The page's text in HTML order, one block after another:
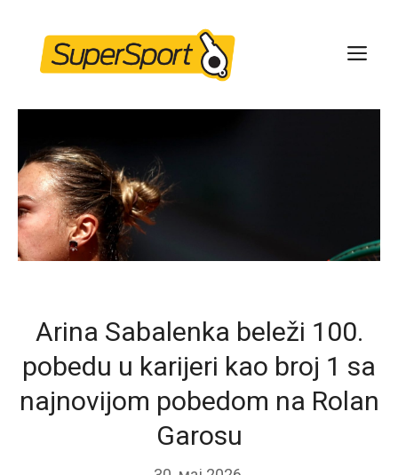
content
Arina Sabalenka beleži 100.
pobedu u karijeri kao broj 1 sa
najnovijom pobedom na Rolan
Garosu